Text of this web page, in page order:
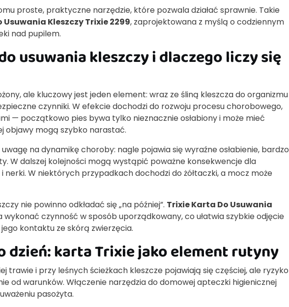
proste, praktyczne narzędzie, które pozwala działać sprawnie. Takie
Usuwania Kleszczy Trixie 2299, zaprojektowana z myślą o codziennym
nad pupilem.
usuwania kleszczy i dlaczego liczy się
ale kluczowy jest jeden element: wraz ze śliną kleszcza do organizmu
czynniki. W efekcie dochodzi do rozwoju procesu chorobowego,
— początkowo pies bywa tylko nieznacznie osłabiony i może mieć
objawy mogą szybko narastać.
na dynamikę choroby: nagle pojawia się wyraźne osłabienie, bardzo
W dalszej kolejności mogą wystąpić poważne konsekwencje dla
W niektórych przypadkach dochodzi do żółtaczki, a mocz może
nie powinno odkładać się „na później”. Trixie Karta Do Usuwania
wykonać czynność w sposób uporządkowany, co ułatwia szybkie odjęcie
kontaktu ze skórą zwierzęcia.
dzień: karta Trixie jako element rutyny
trawie i przy leśnych ścieżkach kleszcze pojawiają się częściej, ale ryzyko
od warunków. Włączenie narzędzia do domowej apteczki higienicznej
pasożyta.